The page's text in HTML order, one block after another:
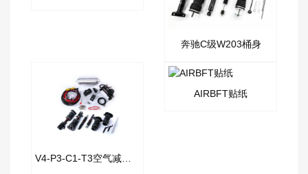
奔驰C级W203桶身
V4-P3-C1-T3空气减震套件
AIRBFT贴纸